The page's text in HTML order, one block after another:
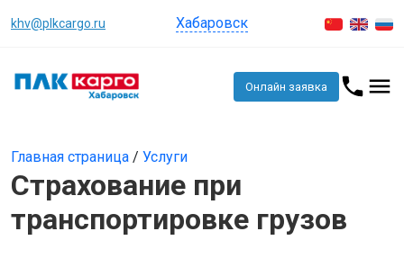
khv@plkcargo.ru Хабаровск
Онлайн заявка
Главная страница / Услуги
Страхование при
транспортировке грузов